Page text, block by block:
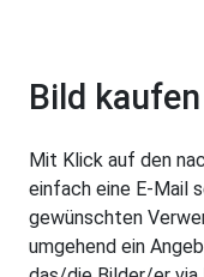
Bild
Mit Klick auf den
einfach eine E-Mail
gewünschten
umgehend ein